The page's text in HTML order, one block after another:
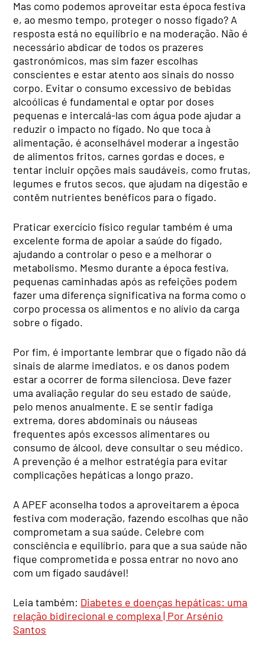
Mas como podemos aproveitar esta época festiva
e, ao mesmo tempo, proteger o nosso fígado? A
resposta está no equilíbrio e na moderação. Não é
necessário abdicar de todos os prazeres
gastronómicos, mas sim fazer escolhas
conscientes e estar atento aos sinais do nosso
corpo. Evitar o consumo excessivo de bebidas
alcoólicas é fundamental e optar por doses
pequenas e intercalá-las com água pode ajudar a
reduzir o impacto no fígado. No que toca à
alimentação, é aconselhável moderar a ingestão
de alimentos fritos, carnes gordas e doces, e
tentar incluir opções mais saudáveis, como frutas,
legumes e frutos secos, que ajudam na digestão e
contêm nutrientes benéficos para o fígado.
Praticar exercício físico regular também é uma
excelente forma de apoiar a saúde do fígado,
ajudando a controlar o peso e a melhorar o
metabolismo. Mesmo durante a época festiva,
pequenas caminhadas após as refeições podem
fazer uma diferença significativa na forma como o
corpo processa os alimentos e no alívio da carga
sobre o fígado.
Por fim, é importante lembrar que o fígado não dá
sinais de alarme imediatos, e os danos podem
estar a ocorrer de forma silenciosa. Deve fazer
uma avaliação regular do seu estado de saúde,
pelo menos anualmente. E se sentir fadiga
extrema, dores abdominais ou náuseas
frequentes após excessos alimentares ou
consumo de álcool, deve consultar o seu médico.
A prevenção é a melhor estratégia para evitar
complicações hepáticas a longo prazo.
A APEF aconselha todos a aproveitarem a época
festiva com moderação, fazendo escolhas que não
comprometam a sua saúde. Celebre com
consciência e equilíbrio, para que a sua saúde não
fique comprometida e possa entrar no novo ano
com um fígado saudável!
Leia também: Diabetes e doenças hepáticas: uma
relação bidirecional e complexa | Por Arsénio
Santos